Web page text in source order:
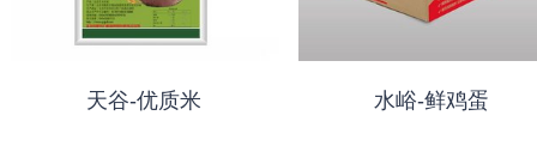
天谷-优质米 水峪-鲜鸡蛋